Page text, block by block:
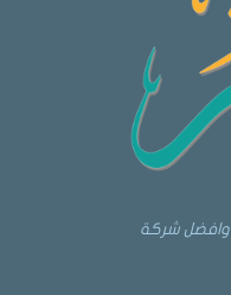
وافضل شركة